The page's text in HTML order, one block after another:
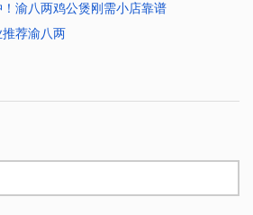
渝八两鸡公煲刚需小店靠谱
荐渝八两